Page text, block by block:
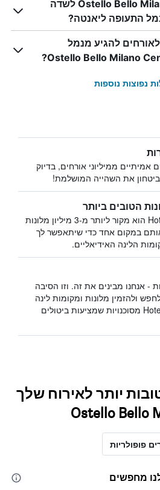
כמה קרוב Ostello Bello Milano Centrale לשדה
התעופה ליאנטה?
להגיע מנמל
נפוצות נוספות
אמיתיים ממיליוני אורחים, בדיוק
את השהייה המושלמת!
הטובים ביותר
HotelsCombined הוא מקור ליותר מ-3 מיליון מלונות
אותם במקום אחד כדי שיתאפשר לך
הלינה האידיאליים.
- אנחנו מבינים את זה. וזו הסיבה
ולהזמין מלונות ומקומות לינה
בHotelsCombined מסוכנויות שמציעות ביטולים
יותר לאירוח שלך
פופולריות
מחפשים